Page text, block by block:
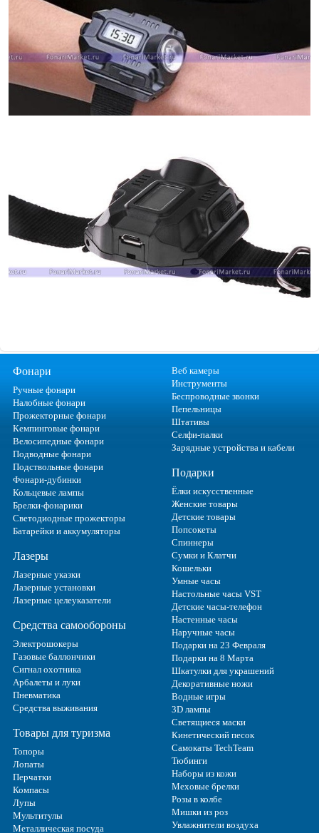
Фонари
Ручные фонари
Налобные фонари
Прожекторные фонари
Кемпинговые фонари
Велосипедные фонари
Подводные фонари
Подствольные фонари
Фонари-дубинки
Кольцевые лампы
Брелки-фонарики
Светодиодные прожекторы
Батарейки и аккумуляторы
Лазеры
Лазерные указки
Лазерные установки
Лазерные целеуказатели
Средства самообороны
Электрошокеры
Газовые баллончики
Сигнал охотника
Арбалеты и луки
Пневматика
Средства выживания
Товары для туризма
Топоры
Лопаты
Перчатки
Компасы
Лупы
Мультитулы
Металлическая посуда
Веб камеры
Инструменты
Беспроводные звонки
Пепельницы
Штативы
Селфи-палки
Зарядные устройства и кабели
Подарки
Ёлки искусственные
Женские товары
Детские товары
Попсокеты
Спиннеры
Сумки и Клатчи
Кошельки
Умные часы
Настольные часы VST
Детские часы-телефон
Настенные часы
Наручные часы
Подарки на 23 Февраля
Подарки на 8 Марта
Шкатулки для украшений
Декоративные ножи
Водные игры
3D лампы
Светящиеся маски
Кинетический песок
Самокаты TechTeam
Тюбинги
Наборы из кожи
Меховые брелки
Розы в колбе
Мишки из роз
Увлажнители воздуха